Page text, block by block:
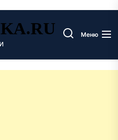
Меню